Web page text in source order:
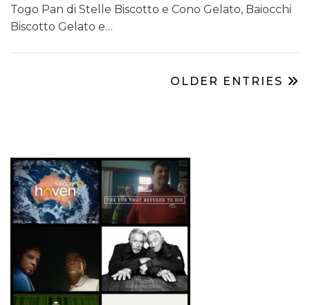
Togo Pan di Stelle Biscotto e Cono Gelato, Baiocchi
Biscotto Gelato e…
OLDER ENTRIES